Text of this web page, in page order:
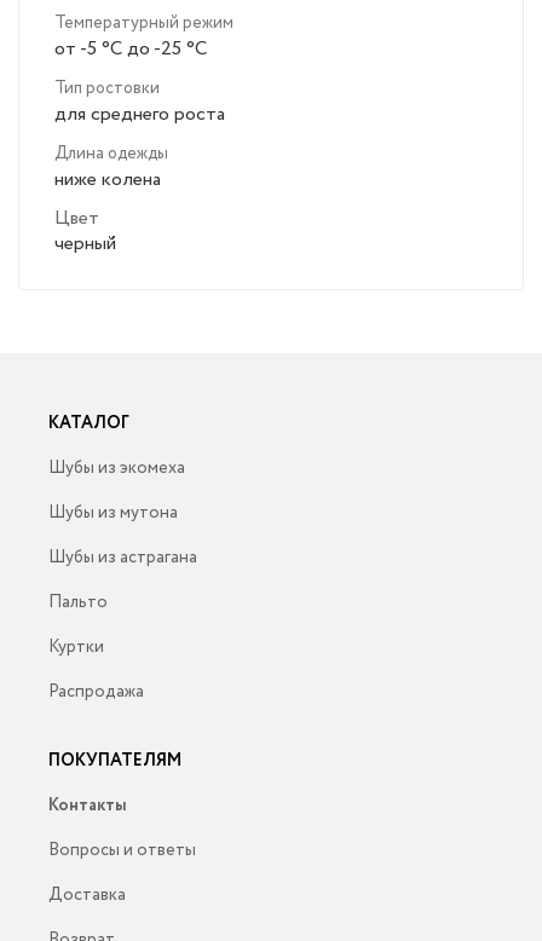
Температурный режим
от -5 °C до -25 °C
Тип ростовки
для среднего роста
Длина одежды
ниже колена
Цвет
черный
КАТАЛОГ
Шубы из экомеха
Шубы из мутона
Шубы из астрагана
Пальто
Куртки
Распродажа
ПОКУПАТЕЛЯМ
Контакты
Вопросы и ответы
Доставка